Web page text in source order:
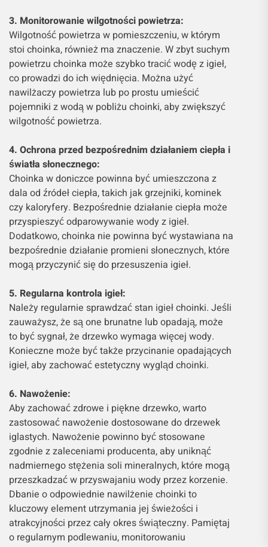
3. Monitorowanie wilgotności powietrza:
Wilgotność powietrza w pomieszczeniu, w którym
stoi choinka, również ma znaczenie. W zbyt suchym
powietrzu choinka może szybko tracić wodę z igieł,
co prowadzi do ich więdnięcia. Można użyć
nawilżaczy powietrza lub po prostu umieścić
pojemniki z wodą w pobliżu choinki, aby zwiększyć
wilgotność powietrza.
4. Ochrona przed bezpośrednim działaniem ciepła i
światła słonecznego:
Choinka w doniczce powinna być umieszczona z
dala od źródeł ciepła, takich jak grzejniki, kominek
czy kaloryfery. Bezpośrednie działanie ciepła może
przyspieszyć odparowywanie wody z igieł.
Dodatkowo, choinka nie powinna być wystawiana na
bezpośrednie działanie promieni słonecznych, które
mogą przyczynić się do przesuszenia igieł.
5. Regularna kontrola igieł:
Należy regularnie sprawdzać stan igieł choinki. Jeśli
zauważysz, że są one brunatne lub opadają, może
to być sygnał, że drzewko wymaga więcej wody.
Konieczne może być także przycinanie opadających
igieł, aby zachować estetyczny wygląd choinki.
6. Nawożenie:
Aby zachować zdrowe i piękne drzewko, warto
zastosować nawożenie dostosowane do drzewek
iglastych. Nawożenie powinno być stosowane
zgodnie z zaleceniami producenta, aby uniknąć
nadmiernego stężenia soli mineralnych, które mogą
przeszkadzać w przyswajaniu wody przez korzenie.
Dbanie o odpowiednie nawilżenie choinki to
kluczowy element utrzymania jej świeżości i
atrakcyjności przez cały okres świąteczny. Pamiętaj
o regularnym podlewaniu, monitorowaniu